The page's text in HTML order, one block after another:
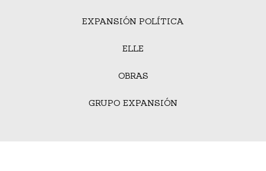
EXPANSIÓN POLÍTICA
ELLE
OBRAS
GRUPO EXPANSIÓN